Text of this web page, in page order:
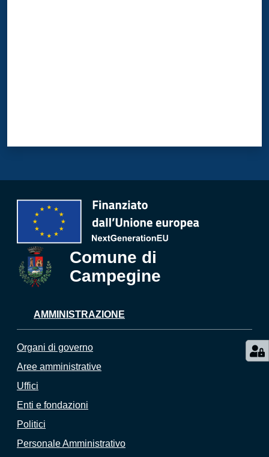
Comune di
Campegine
AMMINISTRAZIONE
Organi di governo
Aree amministrative
Uffici
Enti e fondazioni
Politici
Personale Amministrativo